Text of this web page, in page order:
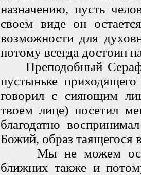
назначению, пусть
своем виде он
возможности для
потому всегда достоин
Преподобный
пустыньке
говорил с сияющим
твоем лице) посетил
благодатно
Божий, образ таящегося
Мы не можем
ближних также и